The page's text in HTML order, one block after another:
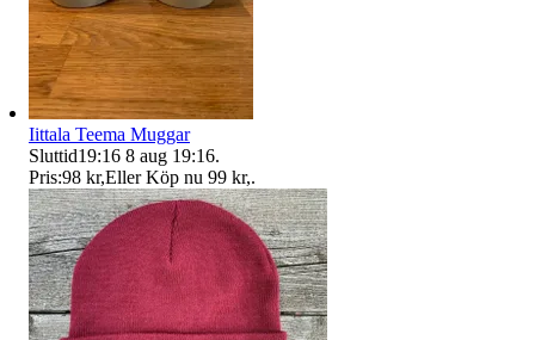
Iittala Teema Muggar
Sluttid19:16 8 aug 19:16.
Pris:98 kr,Eller Köp nu 99 kr,.